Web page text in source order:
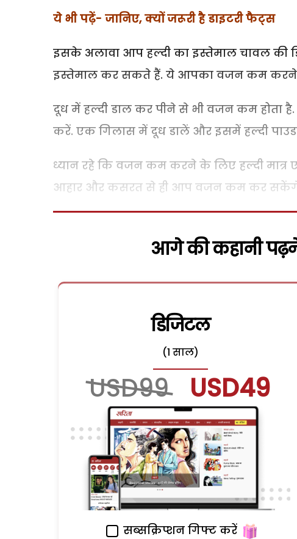
ये भी पढ़ें- जानिए, क्यों जरूरी है डाइटरी फैट्स
इसके अलावा आप हल्दी का इस्तेमाल चावल की
इस्तेमाल कर सकते हैं. ये आपका वजन कम करने में
दूध में हल्दी डाल कर पीने से भी वजन कम
करें. एक गिलास में दूध डालें और इसमें हल्दी
ध्यान रहे कि वजन कम करने के लिए हल्दी
आहार और कसरत से ही आप वजन कम कर
आगे की कहानी
डिजिटल
(1 साल)
USD99 USD49
सब्सक्रिप्शन गिफ्ट करें